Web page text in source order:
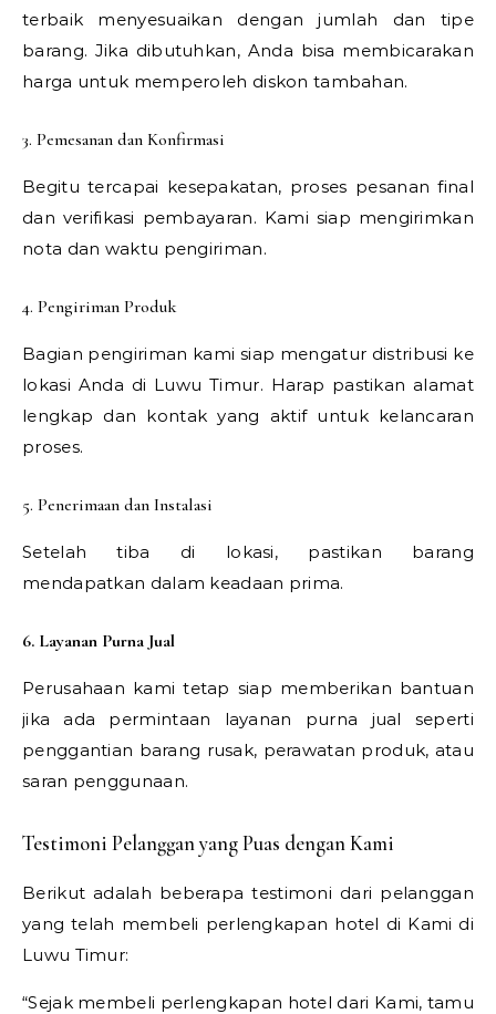
terbaik menyesuaikan dengan jumlah dan tipe
barang. Jika dibutuhkan, Anda bisa membicarakan
harga untuk memperoleh diskon tambahan.
3. Pemesanan dan Konfirmasi
Begitu tercapai kesepakatan, proses pesanan final
dan verifikasi pembayaran. Kami siap mengirimkan
nota dan waktu pengiriman.
4. Pengiriman Produk
Bagian pengiriman kami siap mengatur distribusi ke
lokasi Anda di Luwu Timur. Harap pastikan alamat
lengkap dan kontak yang aktif untuk kelancaran
proses.
5. Penerimaan dan Instalasi
Setelah tiba di lokasi, pastikan barang
mendapatkan dalam keadaan prima.
6. Layanan Purna Jual
Perusahaan kami tetap siap memberikan bantuan
jika ada permintaan layanan purna jual seperti
penggantian barang rusak, perawatan produk, atau
saran penggunaan.
Testimoni Pelanggan yang Puas dengan Kami
Berikut adalah beberapa testimoni dari pelanggan
yang telah membeli perlengkapan hotel di Kami di
Luwu Timur:
“Sejak membeli perlengkapan hotel dari Kami, tamu